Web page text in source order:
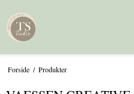
Forside / Produkter